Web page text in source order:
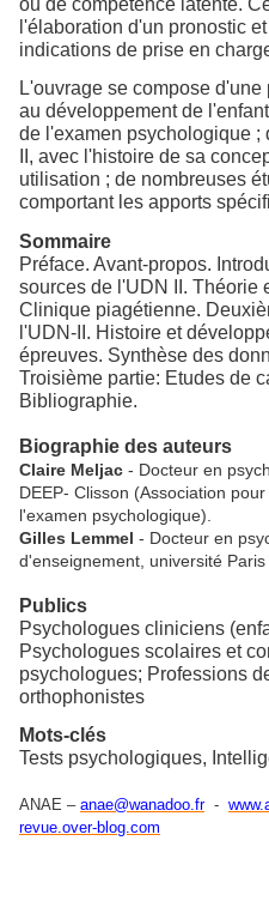
ou de compétence latente.
l'élaboration d'un pronostic
indications de prise en
L'ouvrage se compose
au développement de
de l'examen psychologique
II, avec l'histoire de sa
utilisation ; de nombreuses
comportant les apports
Sommaire
Préface. Avant-propos.
sources de l'UDN II. Théorie
Clinique piagétienne.
l'UDN-II. Histoire et
épreuves. Synthèse des
Troisième partie: Etudes de
Bibliographie.
Biographie des auteurs
Claire Meljac - Docteur en
DEEP- Clisson (Association
l'examen psychologique).
Gilles Lemmel - Docteur en
d'enseignement, université Paris
Publics
Psychologues cliniciens
Psychologues scolaires et
psychologues; Professions
orthophonistes
Mots-clés
Tests psychologiques,
ANAE – anae@wanadoo.fr -
revue.over-blog.com